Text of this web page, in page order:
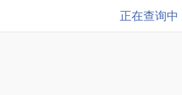
正在查询中